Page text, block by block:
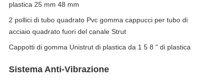
plastica 25 mm 48 mm
2 pollici di tubo quadrato Pvc gomma cappucci per tubo di
acciaio quadrato fuori del canale Strut
Cappotti di gomma Unistrut di plastica da 1 5 8 " di plastica
Sistema Anti-Vibrazione